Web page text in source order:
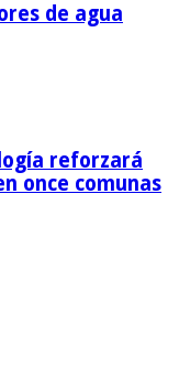
de agua
reforzará
once comunas